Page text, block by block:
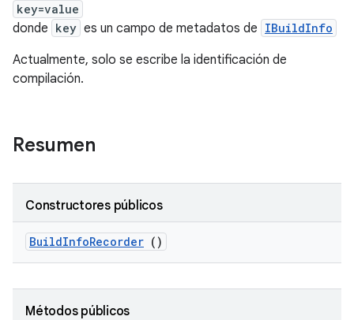
key=value
donde key es un campo de metadatos de IBuildInfo
Actualmente, solo se escribe la identificación de
compilación.
Resumen
Constructores públicos
BuildInfoRecorder ()
Métodos públicos